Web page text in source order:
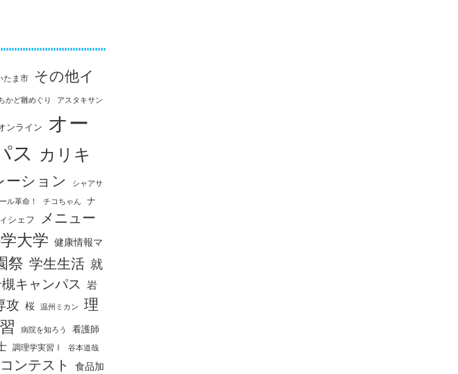
たま市 その他イ
かど雛めぐり アスタキサン
ンライン
オー
ス カリキ
ーション
シャアサ
ル革命！ チコちゃん
ナ
シェフ
メニュー
大学 健康情報マ
祭 学生生活 就
キャンパス
岩
攻 桜 温州ミカン
理
病院を知ろう 看護師
調理学実習Ⅰ 谷本道哉
ンテスト
食品加